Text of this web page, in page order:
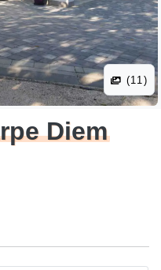
(11)
Diem